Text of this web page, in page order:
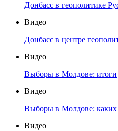
Донбасс в геополитике
Видео
Донбасс в центре
Видео
Выборы в Молдове: итоги
Видео
Выборы в Молдове: каких
Видео